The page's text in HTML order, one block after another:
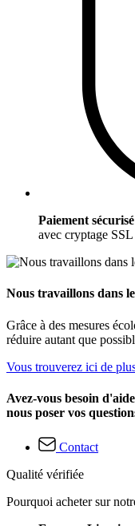
Paiement sécurisé
avec cryptage SSL
Nous travaillons dans
Grâce à des mesures
réduire autant que
Vous trouverez ici de
Avez-vous besoin
nous poser vos
Contact
Qualité vérifiée
Pourquoi acheter sur